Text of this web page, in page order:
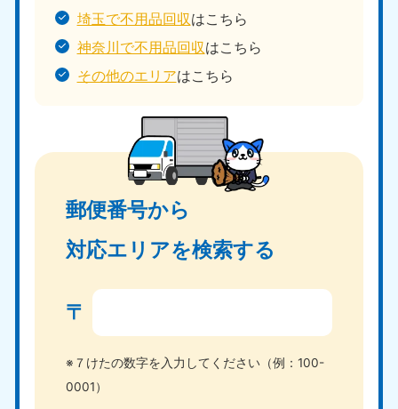
埼玉で不用品回収はこちら
神奈川で不用品回収はこちら
その他のエリアはこちら
郵便番号から
対応エリアを検索する
〒
※７けたの数字を入力してください（例：100-
0001）